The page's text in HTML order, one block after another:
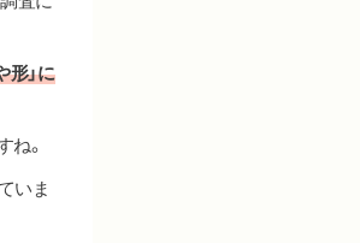
形」に
ね。
いま